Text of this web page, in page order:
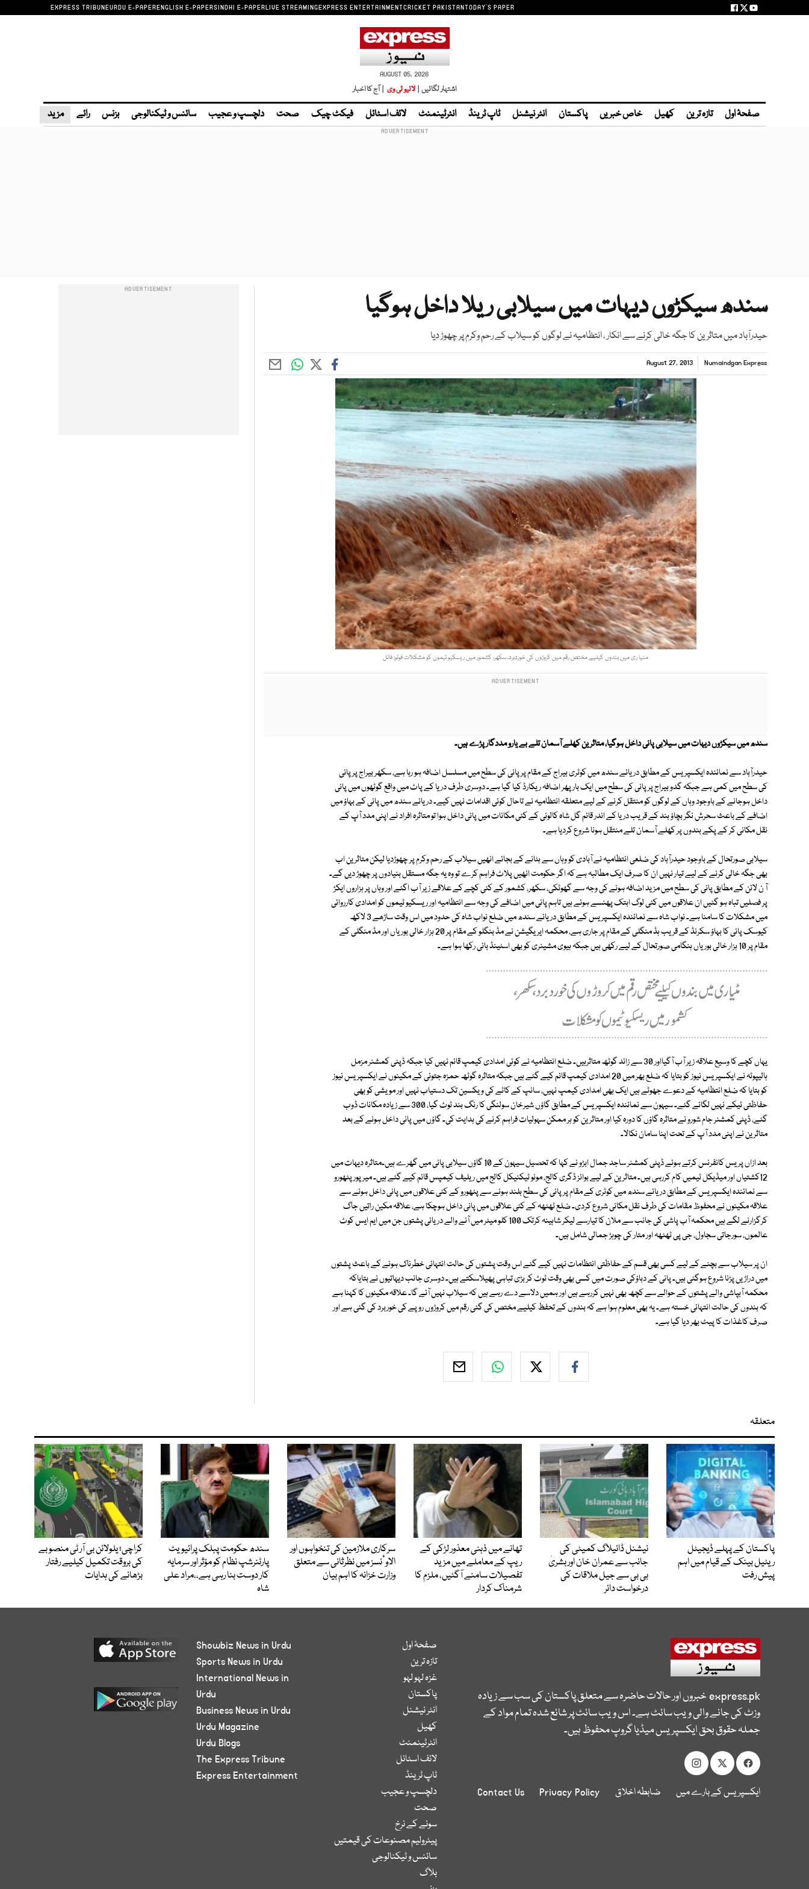
EXPRESS TRIBUNEURDU E-PAPERENGLISH E-PAPERSINDHI E-PAPERLIVE STREAMINGEXPRESS ENTERTAINMENTCRICKET PAKISTANTODAY'S PAPER
AUGUST 05, 2026
اشتہار لگائیں | لائیو ٹی وی | آج کا اخبار
صفحۂ اول تازہ ترین کھیل خاص خبریں پاکستان انٹر نیشنل ٹاپ ٹرینڈ انٹرٹینمنٹ لائف اسٹائل فیکٹ چیک صحت دلچسپ و عجیب سائنس و ٹیکنالوجی بزنس رائے مزید
سندھ سیکڑوں دیہات میں سیلابی ریلا داخل ہوگیا
حیدرآباد میں متاثرین کا جگہ خالی کرنے سے انکار ، انتظامیہ نے لوگوں کو سیلاب کے رحم وکرم پر چھوڑ دیا
Numaindgan Express
August 27, 2013
مٹیا ری میں بندوں کیلیے مختص رقم میں کروڑوں کی خوردبرد، سکھر، کشمور میں ریسکیو ٹیموں کو مشکلات فوٹو: فائل
سندھ میں سیکڑوں دیہات میں سیلابی پانی داخل ہوگیا، متاثرین کھلے آسمان تلے بے یارو مددگار پڑے ہیں۔
حیدرآباد سے نمائندہ ایکسپریس کے مطابق دریائے سندھ میں کوٹری بیراج کے مقام پر پانی کی سطح میں مسلسل اضافہ ہو رہا ہے، سکھر بیراج پر پانی
کی سطح میں کمی ہے جبکہ گدو بیراج پر پانی کی سطح میں ایک بار پھر اضافہ ریکارڈ کیا گیا ہے۔ دوسری طرف دریا کے پاٹ میں واقع گوٹھوں میں پانی
داخل ہوجانے کے باوجود وہاں کے لوگوں کو منتقل کرنے کے لیے متعلقہ انتظامیہ نے تاحال کوئی اقدامات نہیں کیے۔ دریائے سندھ میں پانی کے بہاؤ میں
اضافے کے باعث سحرش نگر بچاؤ بند کے قریب دریا کے اندر قائم گل شاہ کالونی کے کئی مکانات میں پانی داخل ہوا تو متاثرہ افراد نے اپنی مدد آپ کے
نقل مکانی کر کے پکے بندوں پر کھلے آسمان تلے منتقل ہونا شروع کردیا ہے۔
سیلابی صورتحال کے باوجود حیدرآباد کی ضلعی انتظامیہ نے آبادی کو وہاں سے ہٹانے کے بجائے انھیں سیلاب کے رحم وکرم پر چھوڑدیا لیکن متاثرین اب
بھی جگہ خالی کرنے کے لیے تیار نہیں ان کا صرف ایک مطالبہ ہے کہ اگر حکومت انھیں پلاٹ فراہم کرے تو وہ یہ جگہ مستقل بنیادوں پر چھوڑ دیں گے۔
آ ن لائن کے مطابق پانی کی سطح میں مزید اضافہ ہونے کی وجہ سے گھوٹکی، سکھر، کشمور کے کئی کچے کے علاقے زیر آب اگئے اور وہاں پر ہزاروں ایکڑ
پر فصلیں تباہ ہو گئیں ان علاقوں میں کئی لوگ ابتک پھنسے ہوئے ہیں تاہم پانی میں اضافے کی وجہ سے انتظامیہ اور ریسکیو ٹیموں کو امدادی کارروائی
میں مشکلات کا سامنا ہے۔ نواب شاہ سے نمائندہ ایکسپریس کے مطابق دریائے سندھ میں ضلع نواب شاہ کی حدود میں اس وقت ساڑھے 3 لاکھ
کیوسک پانی کا بہاؤ سکرنڈ کے قریب ہڈ منگلی کے مقام پر جاری ہے، محکمہ ایریگیشن نے مڈ بنگلو کے مقام پر 20 ہزار خالی بوریاں اور مڈ منگلی کے
مقام پر 10 ہزار خالی بوریاں ہنگامی صورتحال کے لیے رکھی ہیں جبکہ ہیوی مشینری کو بھی اسٹینڈ بائی رکھا ہوا ہے۔
یہاں کچے کا وسیع علاقہ زیر آب آگیااور 30 سے زائد گوٹھ متاثرہیں۔ ضلع انتظامیہ نے کوئی امدادی کیمپ قائم نہیں کیا جبکہ ڈپٹی کمشنر مزمل
ہالیپوٹہ نے ایکسپریس نیوز کو بتایا کہ ضلع بھر میں 20 امدادی کیمپ قائم کیے گئے ہیں جبکہ متاثرہ گوٹھ حمزہ جتوئی کے مکینوں نے ایکسپریس نیوز
کو بتایا کہ ضلع انتظامیہ کے دعوے جھوٹے ہیں ایک بھی امدادی کیمپ نہیں، سانپ کے کاٹے کی ویکسین تک دستیاب نہیں اور مویشی کو بھی
حفاظتی ٹیکے نہیں لگائے گئے۔ سیہون سے نمائندہ ایکسپریس کے مطابق گاؤں شیرخان سولنگی کا رنگ بند ٹوٹ گیا، 300 سے زیادہ مکانات ڈوب
گئے، ڈپٹی کمشنر جام شورو نے متاثرہ گاؤں کا دورہ کیا اور متاثرین کو ہر ممکن سہولیات فراہم کرنے کی ہدایت کی۔ گاؤں میں پانی داخل ہونے کے بعد
متاثرین نے اپنی مدد آپ کے تحت اپنا سامان نکالا۔
بعد ازاں پریس کانفرنس کرتے ہوئے ڈپٹی کمشنر ساجد جمال ابڑو نے کہا کہ تحصیل سیہون کے 10 گاؤں سیلابی پانی میں گھرے ہیں۔متاثرہ دیہات میں
12کشتیاں اور میڈیکل ٹیمیں کام کررہی ہیں۔ متاثرین کے لیے بوائز ڈگری کالج، مونو ٹیکنیکل کالج میں ریلیف کیمپس قائم کیے گئے ہیں۔ میرپور پٹھورو
سے نمائندہ ایکسپریس کے مطابق دریائے سندھ میں کوٹری کے مقام پر پانی کی سطح بلند ہونے سے پٹھورو کے کئی علاقوں میں پانی داخل ہونے سے
علاقہ مکینوں نے محفوظ مقامات کی طرف نقل مکانی شروع کردی۔ ضلع ٹھٹھہ کے کئی علاقوں میں پانی داخل ہوچکا ہے، علاقہ مکین راتیں جاگ
کرگزارنے لگے ہیں محکمہ آب پاشی کی جانب سے ملان کا تیارسے لیکر شاہینہ کرتک 100 کلو میٹر میں آنے والے دریائی پشتوں جن میں ایم ایس کوٹ
عالموں، سورجاتی سجاول، جی پی ٹھٹھہ اور متار کی چوہڑ جمالی شامل ہیں۔
ان پر سیلاب سے بچنے کے لیے کسی بھی قسم کے حفاظتی انتظامات نہیں کیے گئے اس وقت پشتوں کی حالت انتہائی خطرناک ہونے کے باعث پشتوں
میں دراڑیں پڑنا شروع ہوگئی ہیں۔ پانی کے دباؤکی صورت میں کسی بھی وقت ٹوٹ کر بڑی تباہی پھیلاسکتے ہیں۔ دوسری جانب دیہاتیوں نے بتایاکہ
محکمہ آبپاشی والے پشتوں کے حوالے سے کچھ بھی نہیں کررہے ہیں اور ہمیں دلاسے دے رہے ہیں کہ سیلاب نہیں آئے گا۔ علاقہ مکینوں کا کہنا ہے
کہ بندوں کی حالت انتہائی خستہ ہے۔ یہ بھی معلوم ہوا ہے کہ بندوں کے تحفظ کیلیے مختص کی گئی رقم میں کروڑوں روپے کی خوربرد کی گئی ہے اور
صرف کاغذات کا پیٹ بھر دیا گیا ہے۔
متعلقہ
پاکستان کے پہلے ڈیجیٹل
ریٹیل بینک کے قیام میں اہم
پیش رفت
نیشنل ڈائیلاگ کمیٹی کی
جانب سے عمران خان اور بشریٰ
بی بی سے جیل ملاقات کی
درخواست دائر
تھانے میں ذہنی معذور لڑکی کے
ریپ کے معاملے میں مزید
تفصیلات سامنے آگئیں، ملزم کا
شرمناک کردار
سرکاری ملازمین کی تنخواہوں اور
الاوٴنسز میں نظرثانی سے متعلق
وزارت خزانہ کا اہم بیان
سندھ حکومت پبلک پرائیویٹ
پارٹنرشپ نظام کو مؤثر اور سرمایہ
کار دوست بنا رہی ہے،،مراد علی
شاہ
کراچی؛ یلولائن بی آر ٹی منصوبے
کی بروقت تکمیل کیلیے رفتار
بڑھانے کی ہدایات
express.pkخبروں اور حالات حاضرہ سے متعلق پاکستان کی سب سے زیادہ
وزٹ کی جانے والی ویب سائٹ ہے۔ اس ویب سائٹ پر شائع شدہ تمام مواد کے
جملہ حقوق بحق ایکسپریس میڈیا گروپ محفوظ ہیں۔
ایکسپریس کے بارے میں ضابطہ اخلاق Privacy Policy
Contact Us
صفحۂ اول
تازہ ترین
غزہ لہو لہو
پاکستان
انٹر نیشنل
کھیل
انٹرٹینمنٹ
لائف اسٹائل
ٹاپ ٹرینڈ
دلچسپ و عجیب
صحت
سونے کے نرخ
پیٹرولیم مصنوعات کی قیمتیں
سائنس و ٹیکنالوجی
بلاگ
Showbiz News in Urdu
Sports News in Urdu
International News in
Urdu
Business News in Urdu
Urdu Magazine
Urdu Blogs
The Express Tribune
Express Entertainment